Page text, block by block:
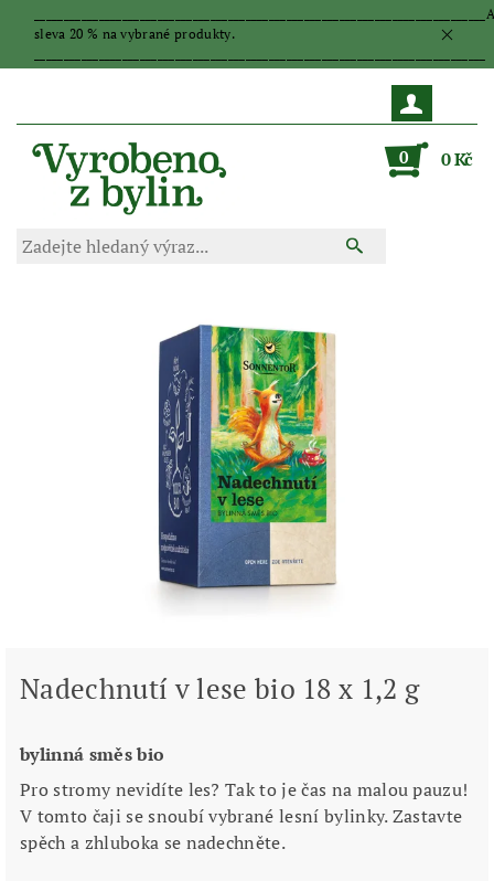
sleva 20 % na vybrané produkty.
0 0 Kč
Nadechnutí v lese bio 18 x 1,2 g
bylinná směs bio
Pro stromy nevidíte les? Tak to je čas na malou pauzu!
V tomto čaji se snoubí vybrané lesní bylinky. Zastavte
spěch a zhluboka se nadechněte.